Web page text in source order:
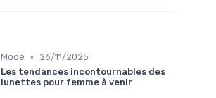
Mode •
26/11/2025
Les tendances incontournables des
lunettes pour femme à venir